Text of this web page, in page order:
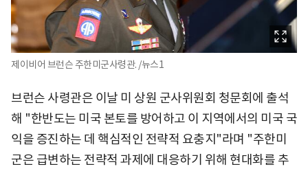
제이비어 브런슨 주한미군사령관. /뉴스1
브런슨 사령관은 이날 미 상원 군사위원회 청문회에 출석
해 "한반도는 미국 본토를 방어하고 이 지역에서의 미국 국
익을 증진하는 데 핵심적인 전략적 요충지"라며 "주한미
군은 급변하는 전략적 과제에 대응하기 위해 현대화를 추